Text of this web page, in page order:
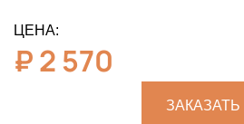
ЦЕНА:
₽2 570
ЗАКАЗАТЬ